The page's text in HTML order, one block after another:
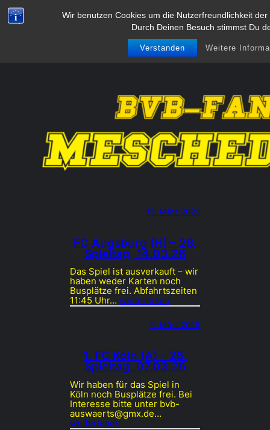
Wir benutzen Cookies um die Nutzerfreundlichkeit
Durch Deinen Besuch stimmst Du
Verstanden Weitere
Zum
BVB-Fanclub Meschede 1991
10. März 2026
FC Augsburg (H) – 26.
Spieltag, 14.03.26
Das Spiel ist ausverkauft – wir
haben weder Karten noch
Busplätze frei. Abfahrtszeiten
11:45 Uhr…weiterlesen
3. März 2026
1. FC Köln (A) – 25.
Spieltag, 07.03.26
Wir haben für das Spiel in
Köln noch Busplätze frei. Bei
Interesse bitte unter bvb-
auswaerts@gmx.de…
weiterlesen